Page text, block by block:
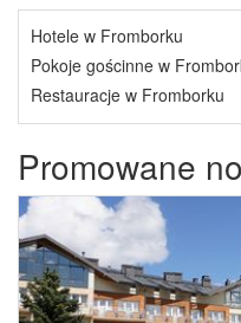
Hotele w Fromborku
Pokoje gościnne w
Restauracje w Fromborku
Promowane
Previous